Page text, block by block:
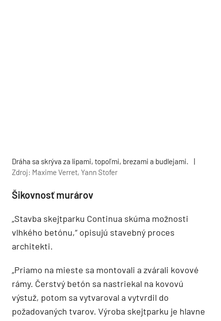
Dráha sa skrýva za lipami, topoľmi, brezami a budlejami.
|
Zdroj: Maxime Verret, Yann Stofer
Šikovnosť murárov
„Stavba skejtparku Continua skúma možnosti
vlhkého betónu,“ opisujú stavebný proces
architekti.
„Priamo na mieste sa montovali a zvárali kovové
rámy. Čerstvý betón sa nastriekal na kovovú
výstuž, potom sa vytvaroval a vytvrdil do
požadovaných tvarov. Výroba skejtparku je hlavne